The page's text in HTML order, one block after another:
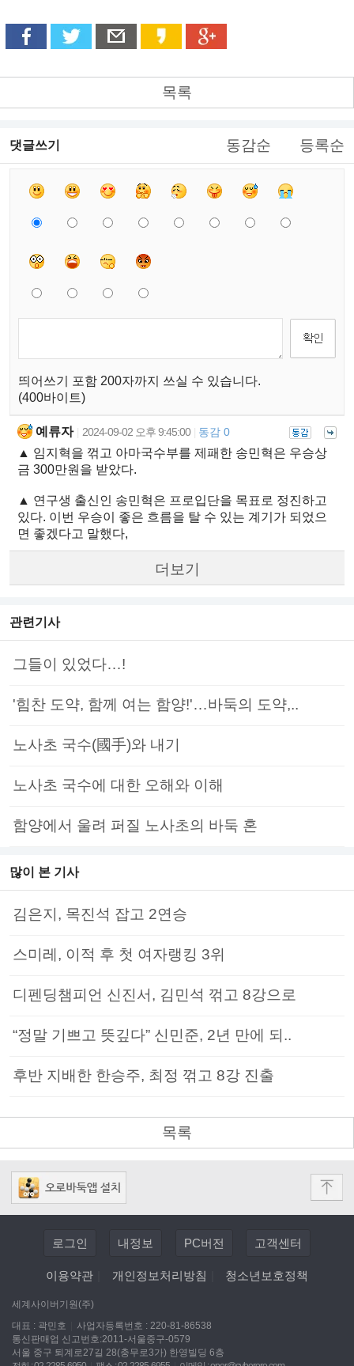
목록
댓글쓰기 동감순 등록순
띄어쓰기 포함 200자까지 쓰실 수 있습니다.
(400바이트)
예류자 2024-09-02 오후 9:45:00 동감 0
▲ 임지혁을 꺾고 아마국수부를 제패한 송민혁은 우승상
금 300만원을 받았다.
▲ 연구생 출신인 송민혁은 프로입단을 목표로 정진하고
있다. 이번 우승이 좋은 흐름을 탈 수 있는 계기가 되었으
면 좋겠다고 말했다,
더보기
관련기사
그들이 있었다…!
'힘찬 도약, 함께 여는 함양!'…바둑의 도약,..
노사초 국수(國手)와 내기
노사초 국수에 대한 오해와 이해
함양에서 울려 퍼질 노사초의 바둑 혼
많이 본 기사
김은지, 목진석 잡고 2연승
스미레, 이적 후 첫 여자랭킹 3위
디펜딩챔피언 신진서, 김민석 꺾고 8강으로
“정말 기쁘고 뜻깊다” 신민준, 2년 만에 되..
후반 지배한 한승주, 최정 꺾고 8강 진출
목록
로그인 내정보 PC버전 고객센터
이용약관 개인정보처리방침 청소년보호정책
세계사이버기원(주)
대표 : 곽민호
사업자등록번호 : 220-81-86538
통신판매업 신고번호:2011-서울중구-0579
서울 중구 퇴계로27길 28(충무로3가) 한영빌딩 6층